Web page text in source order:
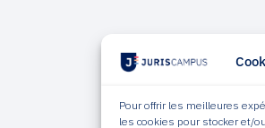
Pour offrir les meilleures
les cookies pour stocker et/